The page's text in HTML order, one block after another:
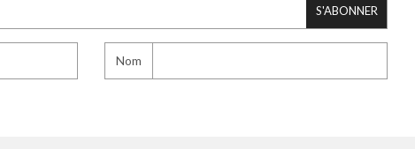
S'ABONNER
Nom